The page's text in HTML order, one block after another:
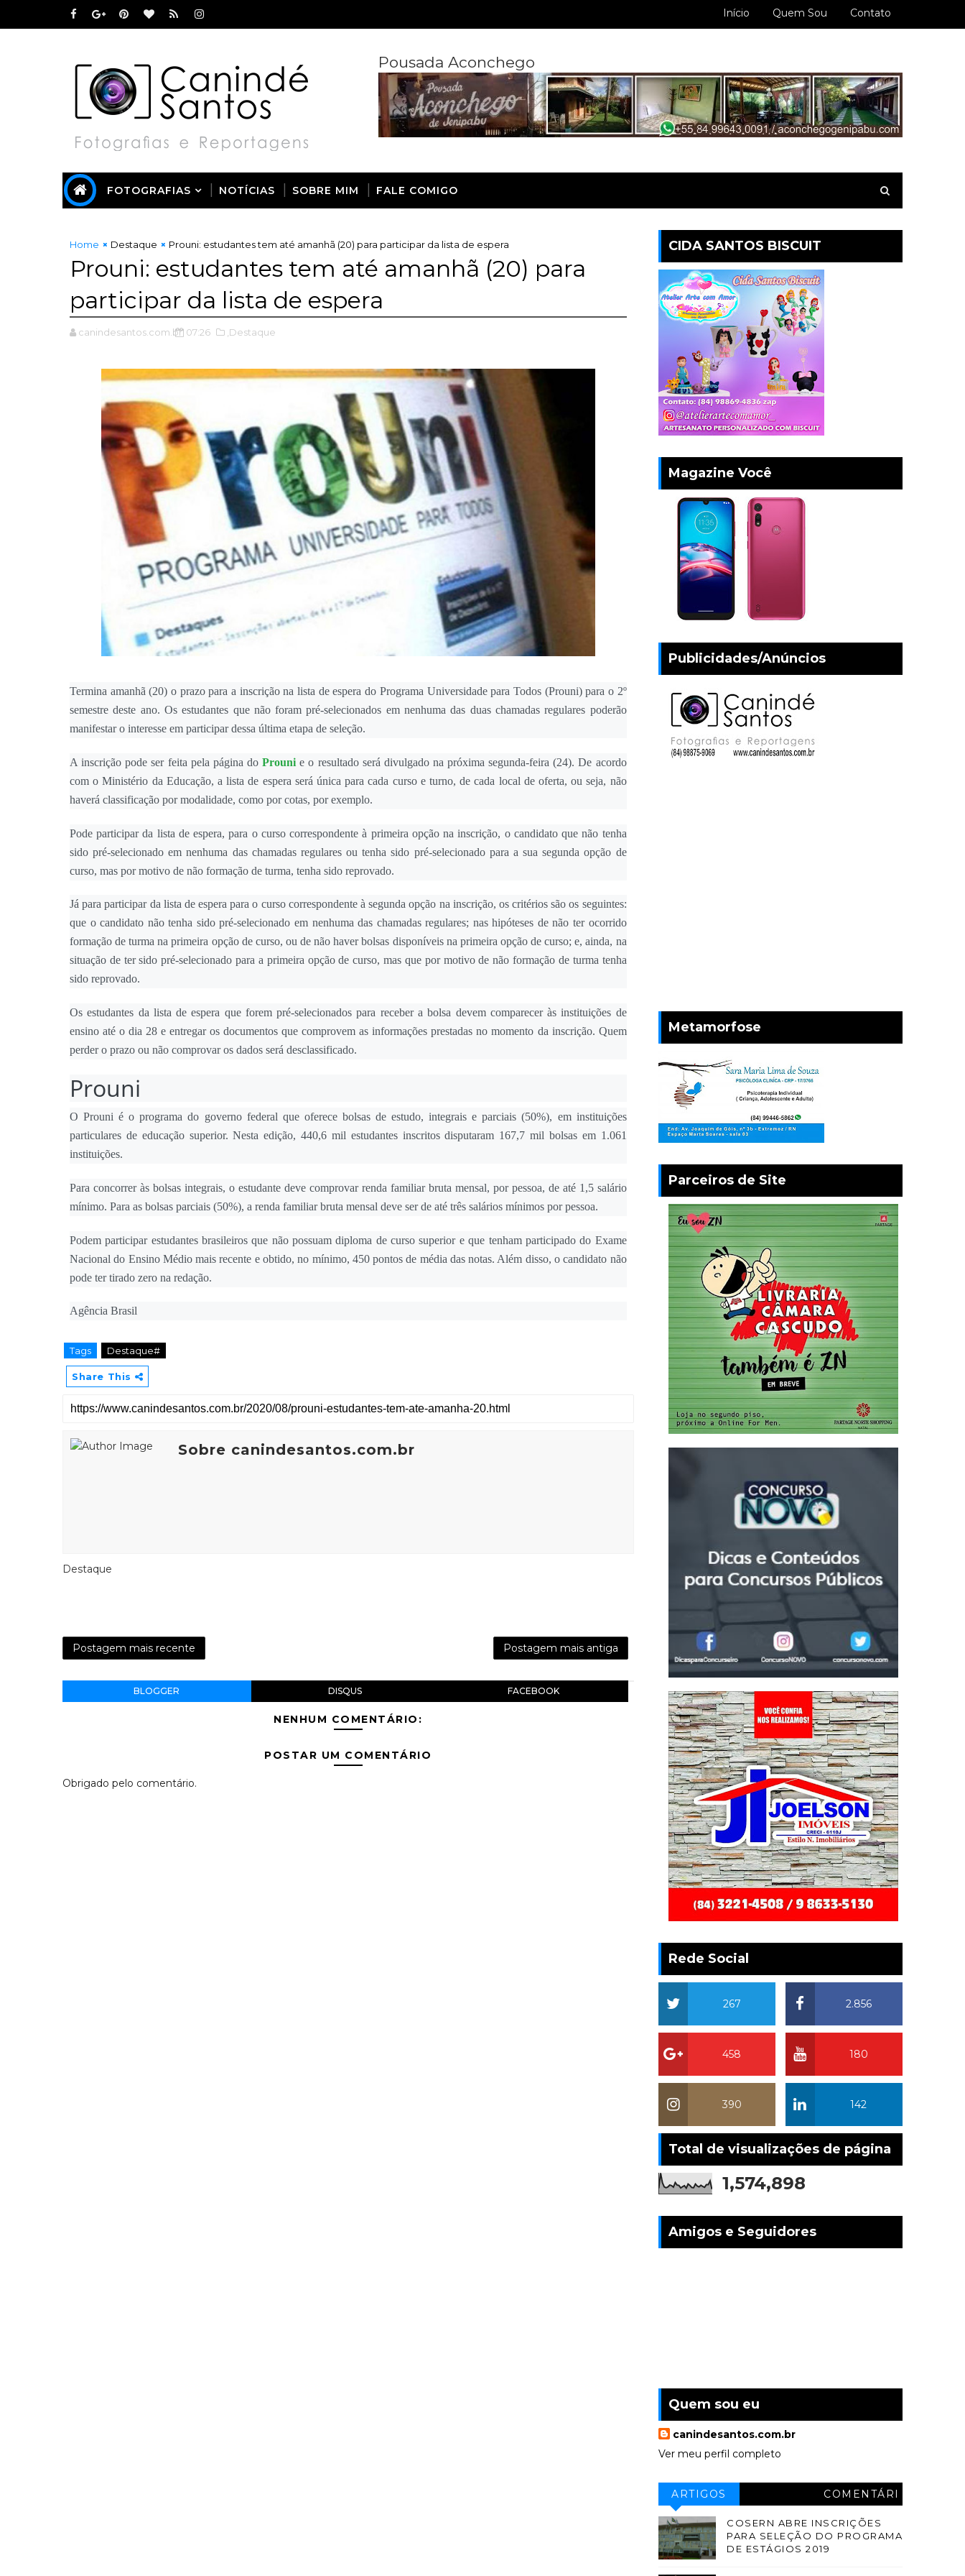
Início Quem Sou Contato
Pousada Aconchego
FOTOGRAFIAS NOTÍCIAS SOBRE MIM FALE COMIGO
Home Destaque Prouni: estudantes tem até amanhã (20) para participar da lista de espera
Prouni: estudantes tem até amanhã (20) para
participar da lista de espera
canindesantos.com.br 07:26 ,Destaque
Termina amanhã (20) o prazo para a inscrição na lista de espera do Programa Universidade para Todos (Prouni) para o 2º
semestre deste ano. Os estudantes que não foram pré-selecionados em nenhuma das duas chamadas regulares poderão
manifestar o interesse em participar dessa última etapa de seleção.
A inscrição pode ser feita pela página doProuni e o resultado será divulgado na próxima segunda-feira (24). De acordo
com o Ministério da Educação, a lista de espera será única para cada curso e turno, de cada local de oferta, ou seja, não
haverá classificação por modalidade, como por cotas, por exemplo.
Pode participar da lista de espera, para o curso correspondente à primeira opção na inscrição, o candidato que não tenha
sido pré-selecionado em nenhuma das chamadas regulares ou tenha sido pré-selecionado para a sua segunda opção de
curso, mas por motivo de não formação de turma, tenha sido reprovado.
Já para participar da lista de espera para o curso correspondente à segunda opção na inscrição, os critérios são os seguintes:
que o candidato não tenha sido pré-selecionado em nenhuma das chamadas regulares; nas hipóteses de não ter ocorrido
formação de turma na primeira opção de curso, ou de não haver bolsas disponíveis na primeira opção de curso; e, ainda, na
situação de ter sido pré-selecionado para a primeira opção de curso, mas que por motivo de não formação de turma tenha
sido reprovado.
Os estudantes da lista de espera que forem pré-selecionados para receber a bolsa devem comparecer às instituições de
ensino até o dia 28 e entregar os documentos que comprovem as informações prestadas no momento da inscrição. Quem
perder o prazo ou não comprovar os dados será desclassificado.
Prouni
O Prouni é o programa do governo federal que oferece bolsas de estudo, integrais e parciais (50%), em instituições
particulares de educação superior. Nesta edição, 440,6 mil estudantes inscritos disputaram 167,7 mil bolsas em 1.061
instituições.
Para concorrer às bolsas integrais, o estudante deve comprovar renda familiar bruta mensal, por pessoa, de até 1,5 salário
mínimo. Para as bolsas parciais (50%), a renda familiar bruta mensal deve ser de até três salários mínimos por pessoa.
Podem participar estudantes brasileiros que não possuam diploma de curso superior e que tenham participado do Exame
Nacional do Ensino Médio mais recente e obtido, no mínimo, 450 pontos de média das notas. Além disso, o candidato não
pode ter tirado zero na redação.
Agência Brasil
Tags Destaque#
Share This
Sobre canindesantos.com.br
Destaque
Postagem mais recente Postagem mais antiga
BLOGGER DISQUS FACEBOOK
NENHUM COMENTÁRIO:
POSTAR UM COMENTÁRIO
Obrigado pelo comentário.
CIDA SANTOS BISCUIT
Magazine Você
Publicidades/Anúncios
Metamorfose
Parceiros de Site
Rede Social
2.856
267
180
458
142
390
Total de visualizações de página
1,574,898
Amigos e Seguidores
Quem sou eu
canindesantos.com.br
Ver meu perfil completo
ARTIGOS
COMENTÁRI
OS
COSERN ABRE INSCRIÇÕES
PARA SELEÇÃO DO PROGRAMA
DE ESTÁGIOS 2019